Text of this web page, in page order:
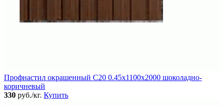
Профнастил окрашенный C20 0.45x1100x2000 шоколадно-
коричневый
330 руб./кг. Купить